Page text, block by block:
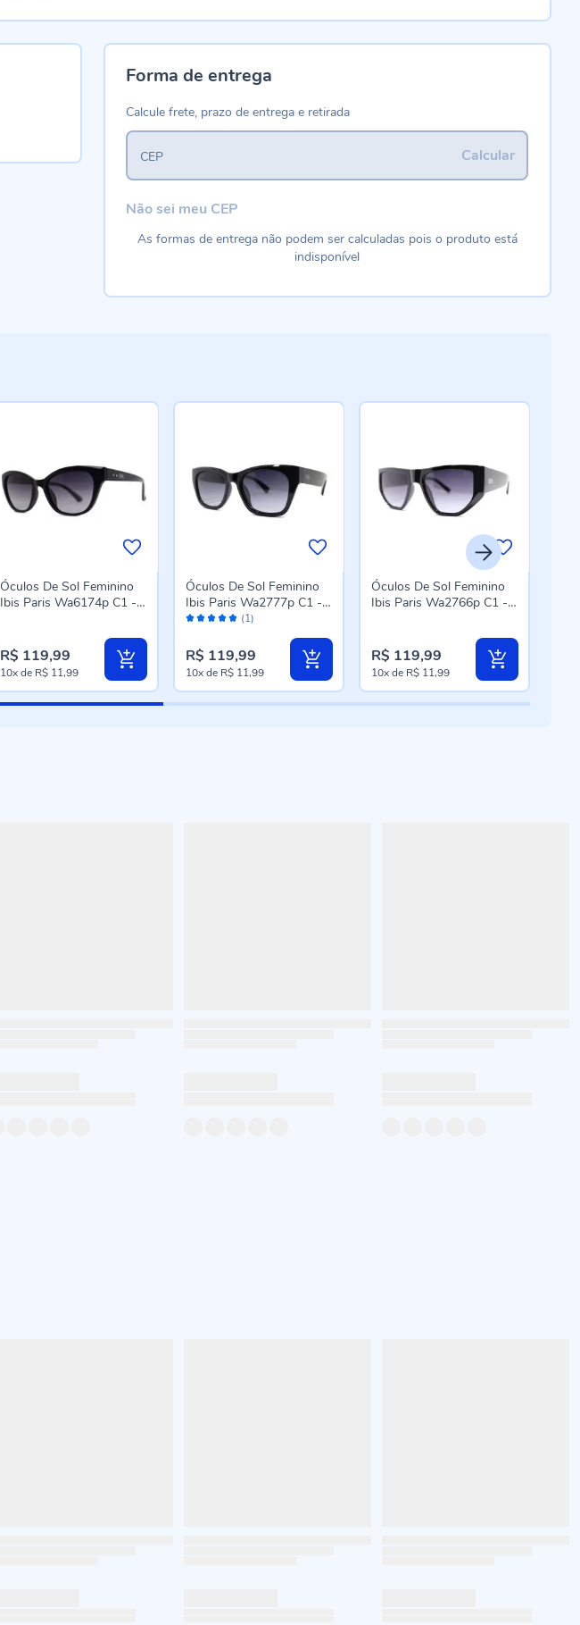
Forma de entrega
Calcule frete, prazo de entrega e retirada
Calcular
CEP
Não sei meu CEP
As formas de entrega não podem ser calculadas pois o produto está
indisponível
Óculos De Sol Feminino
Ibis Paris Wa6174p C1 -
R$ 119,99
10xde R$ 11,99
Avaliação: (1)
Óculos De Sol Feminino
Ibis Paris Wa2777p C1 -
Preto
R$ 119,99
10xde R$ 11,99
Óculos De Sol Feminino
Ibis Paris Wa2766p C1 -
R$ 119,99
10xde R$ 11,99